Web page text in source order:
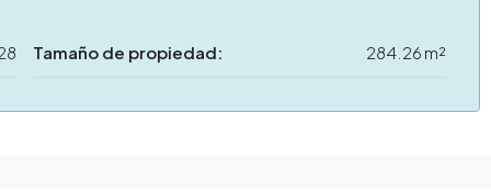
Tamaño de propiedad: 284.26 m²